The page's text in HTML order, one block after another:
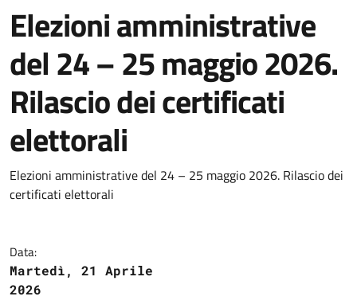
Elezioni amministrative
del 24 – 25 maggio 2026.
Rilascio dei certificati
elettorali
Elezioni amministrative del 24 – 25 maggio 2026. Rilascio dei
certificati elettorali
Data:
Martedì, 21 Aprile
2026